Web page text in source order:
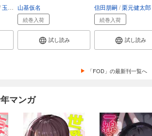
試し読み
やめて馬主やります！ ― アキコノユメヲ ― 74
カート
すじを表示する
やめて馬主やります！ ― アキコノユメヲ ― 75
玉樹庵 山基仮名
続巻入荷
試し読み
信田朋嗣 栗元健太郎
続巻入荷
試し読み
「FOD」の最新刊一覧へ
マンガ